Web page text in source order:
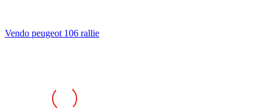
Vendo peugeot 106 rallie